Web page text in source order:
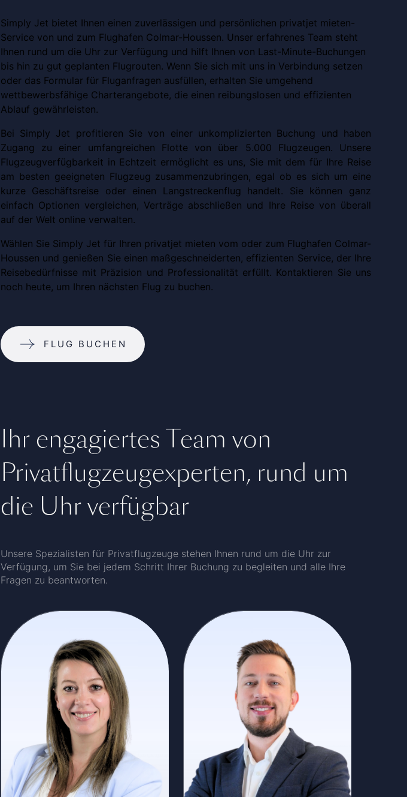
Simply Jet bietet Ihnen einen zuverlässigen und persönlichen privatjet mieten-
Service von und zum Flughafen Colmar-Houssen. Unser erfahrenes Team steht
Ihnen rund um die Uhr zur Verfügung und hilft Ihnen von Last-Minute-Buchungen
bis hin zu gut geplanten Flugrouten. Wenn Sie sich mit uns in Verbindung setzen
oder das Formular für Fluganfragen ausfüllen, erhalten Sie umgehend
wettbewerbsfähige Charterangebote, die einen reibungslosen und effizienten
Ablauf gewährleisten.
Bei Simply Jet profitieren Sie von einer unkomplizierten Buchung und haben
Zugang zu einer umfangreichen Flotte von über 5.000 Flugzeugen. Unsere
Flugzeugverfügbarkeit in Echtzeit ermöglicht es uns, Sie mit dem für Ihre Reise
am besten geeigneten Flugzeug zusammenzubringen, egal ob es sich um eine
kurze Geschäftsreise oder einen Langstreckenflug handelt. Sie können ganz
einfach Optionen vergleichen, Verträge abschließen und Ihre Reise von überall
auf der Welt online verwalten.
Wählen Sie Simply Jet für Ihren privatjet mieten vom oder zum Flughafen Colmar-
Houssen und genießen Sie einen maßgeschneiderten, effizienten Service, der Ihre
Reisebedürfnisse mit Präzision und Professionalität erfüllt. Kontaktieren Sie uns
noch heute, um Ihren nächsten Flug zu buchen.
FLUG BUCHEN
Ihr engagiertes Team von
Privatflugzeugexperten, rund um
die Uhr verfügbar
Unsere Spezialisten für Privatflugzeuge stehen Ihnen rund um die Uhr zur
Verfügung, um Sie bei jedem Schritt Ihrer Buchung zu begleiten und alle Ihre
Fragen zu beantworten.